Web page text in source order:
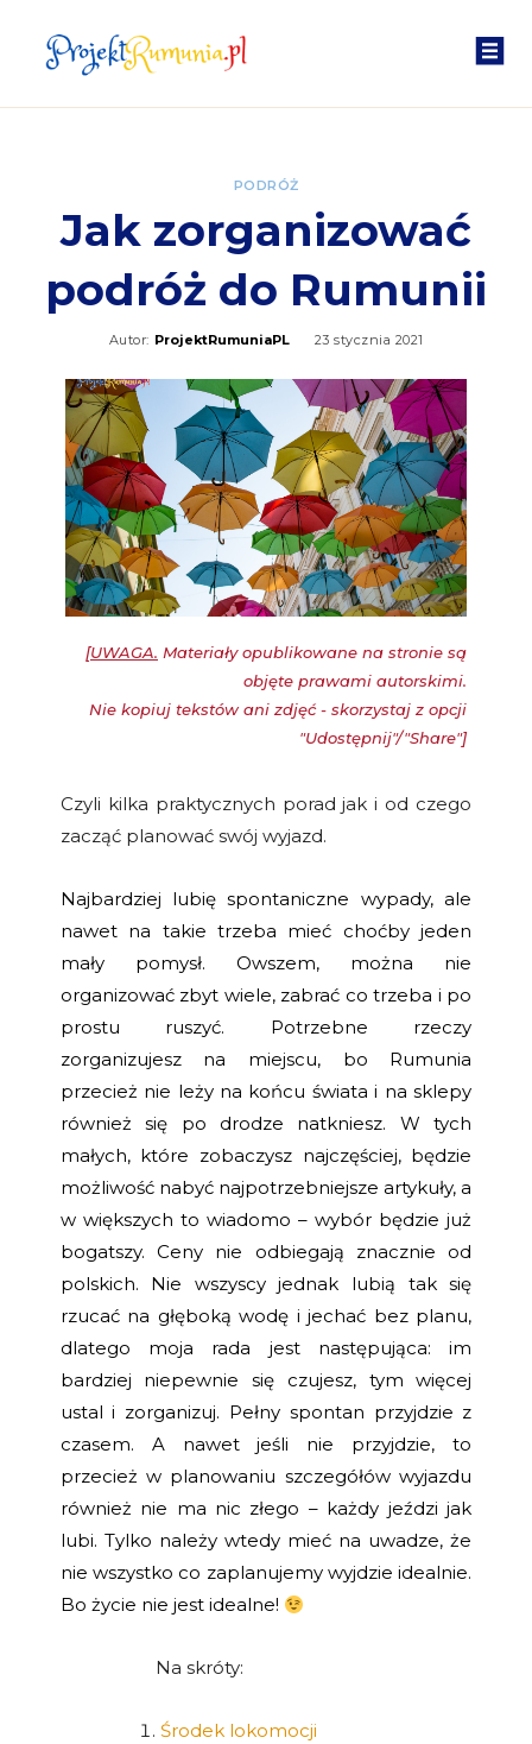
PODRÓŻ
Jak zorganizować
podróż do Rumunii
Autor: ProjektRumuniaPL 23 stycznia 2021
[UWAGA. Materiały opublikowane na stronie są
objęte prawami autorskimi.
Nie kopiuj tekstów ani zdjęć - skorzystaj z opcji
"Udostępnij"/"Share"]
Czyli kilka praktycznych porad jak i od czego
zacząć planować swój wyjazd.
Najbardziej lubię spontaniczne wypady, ale
nawet na takie trzeba mieć choćby jeden
mały pomysł. Owszem, można nie
organizować zbyt wiele, zabrać co trzeba i po
prostu ruszyć. Potrzebne rzeczy
zorganizujesz na miejscu, bo Rumunia
przecież nie leży na końcu świata i na sklepy
również się po drodze natkniesz. W tych
małych, które zobaczysz najczęściej, będzie
możliwość nabyć najpotrzebniejsze artykuły, a
w większych to wiadomo – wybór będzie już
bogatszy. Ceny nie odbiegają znacznie od
polskich. Nie wszyscy jednak lubią tak się
rzucać na głęboką wodę i jechać bez planu,
dlatego moja rada jest następująca: im
bardziej niepewnie się czujesz, tym więcej
ustal i zorganizuj. Pełny spontan przyjdzie z
czasem. A nawet jeśli nie przyjdzie, to
przecież w planowaniu szczegółów wyjazdu
również nie ma nic złego – każdy jeździ jak
lubi. Tylko należy wtedy mieć na uwadze, że
nie wszystko co zaplanujemy wyjdzie idealnie.
Bo życie nie jest idealne!
Na skróty:
Środek lokomocji